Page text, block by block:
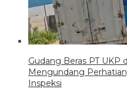
Gudang Beras PT UKP
Mengundang
Inspeksi